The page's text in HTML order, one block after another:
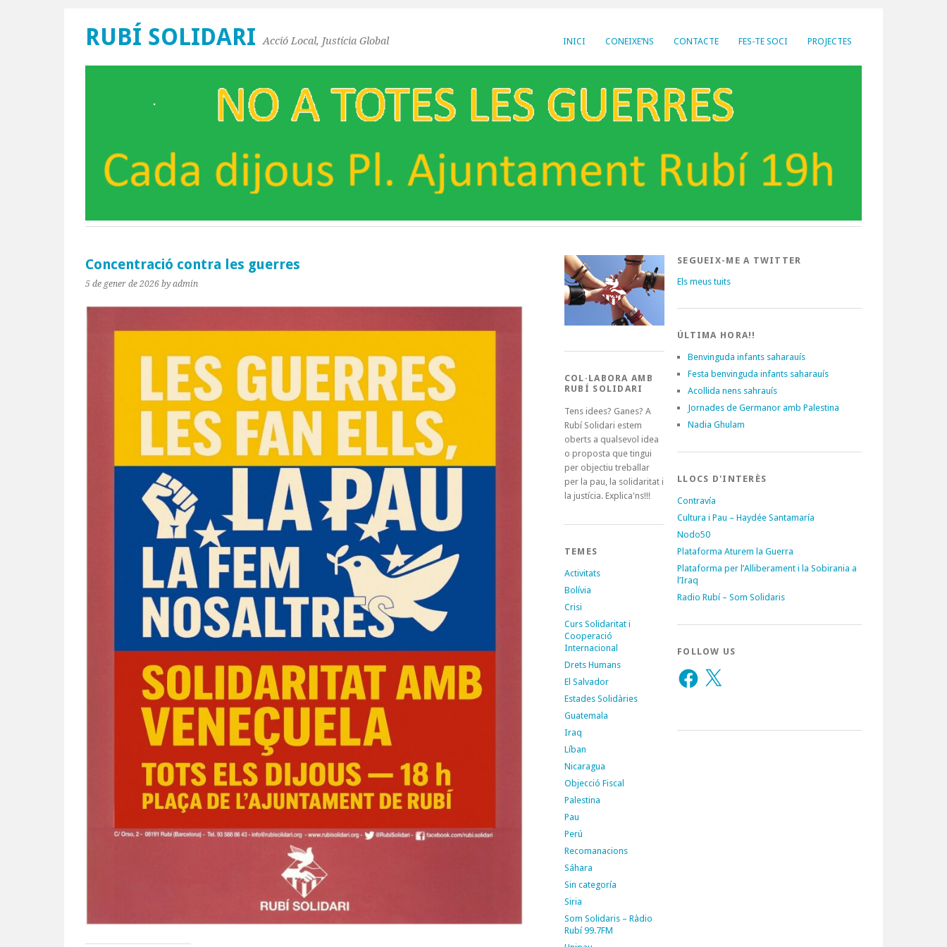
INICI CONEIXE’NS CONTACTE FES-TE SOCI PROJECTES
RUBÍ SOLIDARI Acció Local, Justícia Global
Concentració contra les guerres
5 de gener de 2026 by admin
COL·LABORA AMB
RUBÍ SOLIDARI
Tens idees? Ganes? A
Rubí Solidari estem
oberts a qualsevol idea
o proposta que tingui
per objectiu treballar
per la pau, la solidaritat i
la justícia. Explica'ns!!!
TEMES
Activitats
Bolívia
Crisi
Curs Solidaritat i
Cooperació
Internacional
Drets Humans
El Salvador
Estades Solidàries
Guatemala
Iraq
Líban
Nicaragua
Objecció Fiscal
Palestina
Pau
Perú
Recomanacions
Sáhara
Sin categoría
Siria
Som Solidaris – Ràdio
Rubí 99.7FM
SEGUEIX-ME A TWITTER
Els meus tuits
ÚLTIMA HORA!!
Benvinguda infants saharauís
Festa benvinguda infants saharauís
Acollida nens sahrauís
Jornades de Germanor amb Palestina
Nadia Ghulam
LLOCS D'INTERÈS
Contravía
Cultura i Pau – Haydée Santamaría
Nodo50
Plataforma Aturem la Guerra
Plataforma per l’Alliberament i la Sobirania a
l’Iraq
Radio Rubí – Som Solidaris
FOLLOW US
Facebook
X